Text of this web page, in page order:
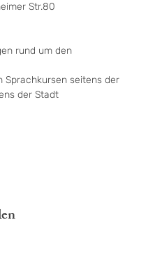
Str.80
rund um den
Sprachkursen seitens der
der Stadt